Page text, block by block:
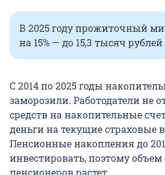
В 2025 году прожиточный
на 15% — до 15,3 тысяч
С 2014 по 2025 годы
заморозили. Работодатели не
средств на накопительные
деньги на текущие страховые
Пенсионные накопления до
инвестировать, поэтому объем
пенсионеров растет.